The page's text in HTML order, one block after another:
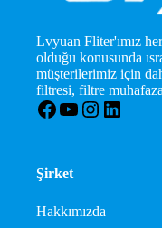
Lvyuan Fliter'ımız
olduğu konusunda
müşterilerimiz için
filtresi, filtre
Facebook
YouTube
Instagram
Şirket
Hakkımızda